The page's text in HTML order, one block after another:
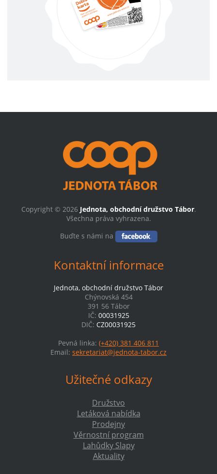
Copyright © 2026 Jednota, obchodní družstvo Tábor.
Všechna práva vyhrazena.
Buďte s námi na
Kontaktní informace
Jednota, obchodní družstvo Tábor
Chýnovská 454
391 56 Tábor
IČ: 00031925
DIČ: CZ00031925
Pevná linka: (+420) 381 406 811
Email: sekretariat@jednota-tabor.cz
Užitečné odkazy
Družstvo
Letáková nabídka
Prodejny
Věrnostní program
Lahůdky Slapy
Aktuality